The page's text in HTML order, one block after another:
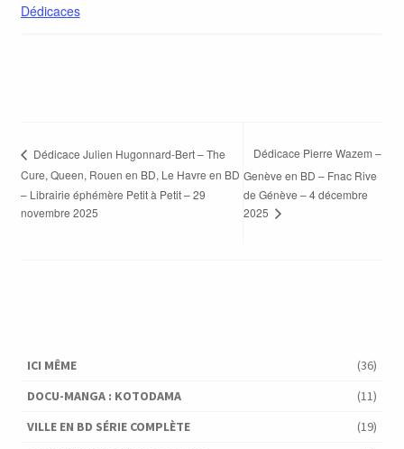
Dédicaces
Dédicace Julien Hugonnard-Bert – The
Cure, Queen, Rouen en BD, Le Havre en BD
– Librairie éphémère Petit à Petit – 29
novembre 2025
Dédicace Pierre Wazem –
Genève en BD – Fnac Rive
de Génève – 4 décembre
2025
ICI MÊME
(36)
DOCU-MANGA : KOTODAMA
(11)
VILLE EN BD SÉRIE COMPLÈTE
(19)